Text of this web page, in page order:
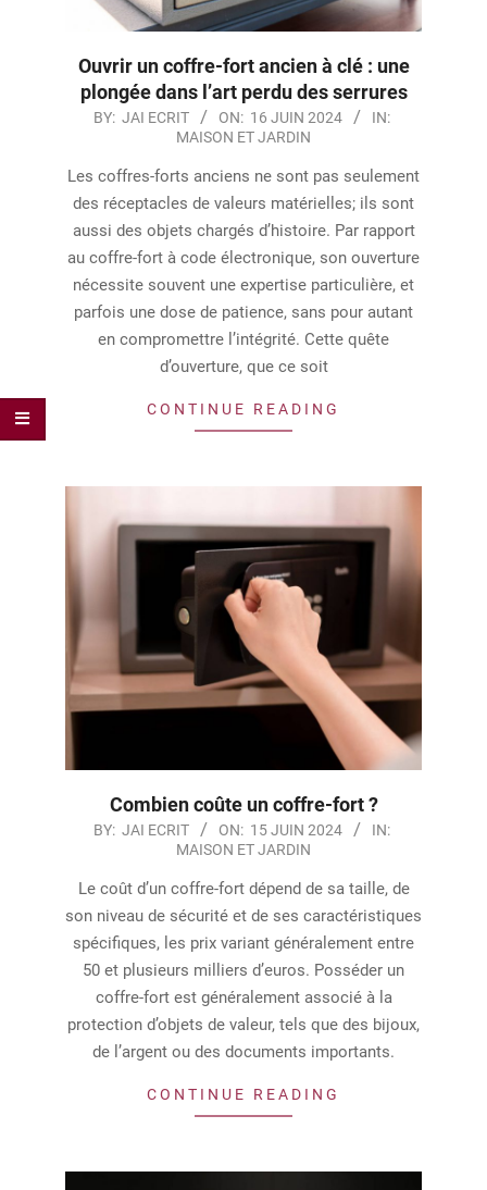
Ouvrir un coffre-fort ancien à clé : une
plongée dans l’art perdu des serrures
2024-
16
BY: JAI ECRIT ON: 16 JUIN 2024
IN:
MAISON ET JARDIN
Les coffres-forts anciens ne sont pas seulement
des réceptacles de valeurs matérielles; ils sont
aussi des objets chargés d’histoire. Par rapport
au coffre-fort à code électronique, son ouverture
nécessite souvent une expertise particulière, et
parfois une dose de patience, sans pour autant
en compromettre l’intégrité. Cette quête
d’ouverture, que ce soit
CONTINUE READING
Combien coûte un coffre-fort ?
2024-
15
BY: JAI ECRIT ON: 15 JUIN 2024
IN:
MAISON ET JARDIN
Le coût d’un coffre-fort dépend de sa taille, de
son niveau de sécurité et de ses caractéristiques
spécifiques, les prix variant généralement entre
50 et plusieurs milliers d’euros. Posséder un
coffre-fort est généralement associé à la
protection d’objets de valeur, tels que des bijoux,
de l’argent ou des documents importants.
CONTINUE READING